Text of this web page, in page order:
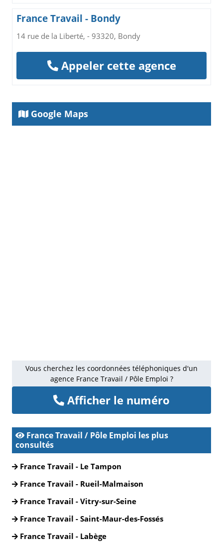
France Travail - Bondy
14 rue de la Liberté, - 93320, Bondy
Appeler cette agence
Google Maps
Vous cherchez les coordonnées téléphoniques d'un
agence France Travail / Pôle Emploi ?
Afficher le numéro
France Travail / Pôle Emploi les plus
consultés
France Travail - Le Tampon
France Travail - Rueil-Malmaison
France Travail - Vitry-sur-Seine
France Travail - Saint-Maur-des-Fossés
France Travail - Labège